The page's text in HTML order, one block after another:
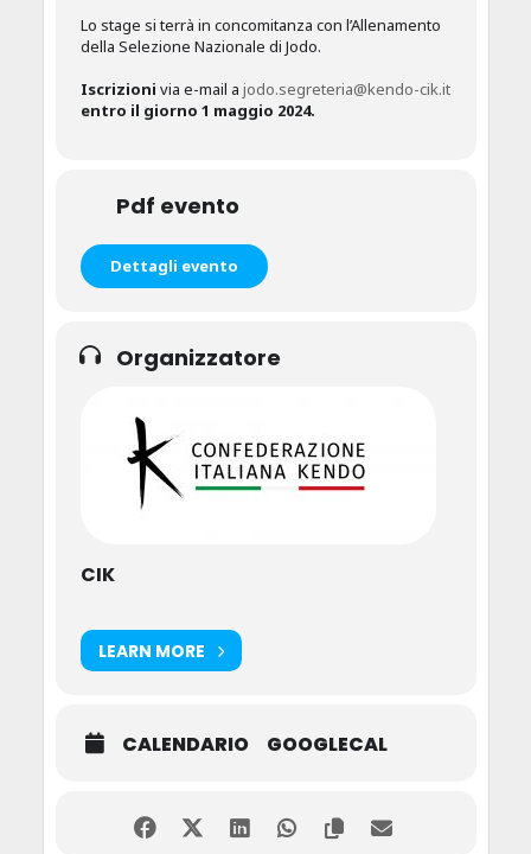
Lo stage si terrà in concomitanza con l’Allenamento
della Selezione Nazionale di Jodo.
Iscrizioni via e-mail a jodo.segreteria@kendo-cik.it
entro il giorno 1 maggio 2024.
Pdf evento
Dettagli evento
Organizzatore
CIK
LEARN MORE
CALENDARIO GOOGLECAL